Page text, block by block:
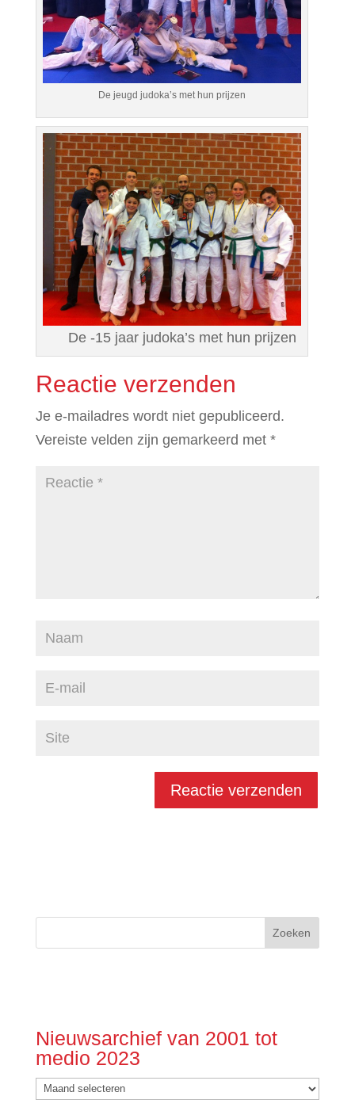
De jeugd judoka’s met hun prijzen
De -15 jaar judoka’s met hun prijzen
Reactie verzenden
Je e-mailadres wordt niet gepubliceerd.
Vereiste velden zijn gemarkeerd met *
Nieuwsarchief van 2001 tot
medio 2023
Nieuwsarchief
van